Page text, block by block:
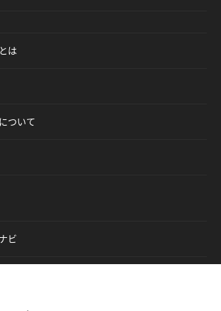
は
ついて
ビ